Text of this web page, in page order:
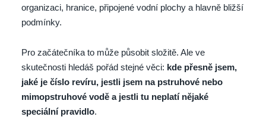
organizaci, hranice, připojené vodní plochy a hlavně bližší
podmínky.
Pro začátečníka to může působit složitě. Ale ve
skutečnosti hledáš pořád stejné věci: kde přesně jsem,
jaké je číslo revíru, jestli jsem na pstruhové nebo
mimopstruhové vodě a jestli tu neplatí nějaké
speciální pravidlo.